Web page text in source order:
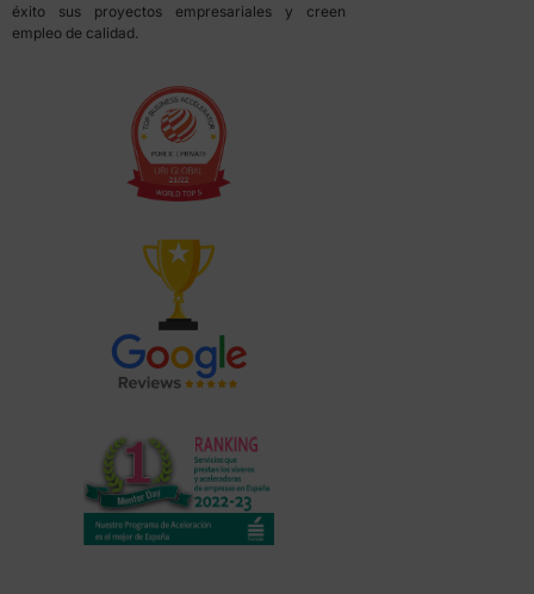
éxito sus proyectos empresariales y creen
empleo de calidad.